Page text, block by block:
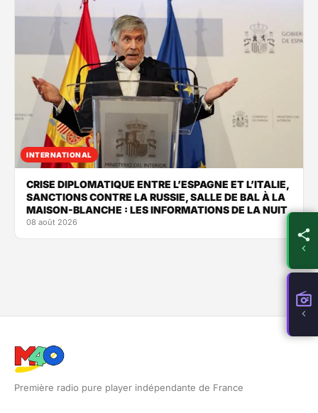
INTERNATIONAL
CRISE DIPLOMATIQUE ENTRE L’ESPAGNE ET L’ITALIE,
SANCTIONS CONTRE LA RUSSIE, SALLE DE BAL À LA
MAISON-BLANCHE : LES INFORMATIONS DE LA NUIT
08 août 2026
Première radio pure player indépendante de France